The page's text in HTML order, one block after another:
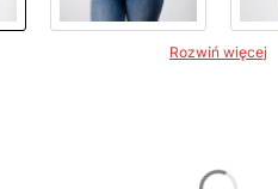
Rozwiń więcej